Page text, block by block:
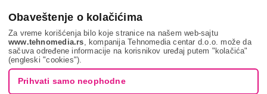
Obaveštenje o kolačićima
Za vreme korišćenja bilo koje stranice na našem web-sajtu
www.tehnomedia.rs , kompanija Tehnomedia centar d.o.o. može da
sačuva određene informacije na korisnikov uređaj putem "kolačića"
(engleski "cookies").
Prihvati samo neophodne
Pretraga cecotec
PRETRAGA: CECOTEC